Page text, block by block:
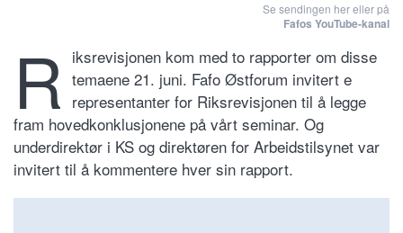
Se sendingen her eller på
Fafos YouTube-kanal
R iksrevisjonen kom med to rapporter om disse
temaene 21. juni. Fafo Østforum invitert e
representanter for Riksrevisjonen til å legge
fram hovedkonklusjonene på vårt seminar. Og
underdirektør i KS og direktøren for Arbeidstilsynet var
invitert til å kommentere hver sin rapport.